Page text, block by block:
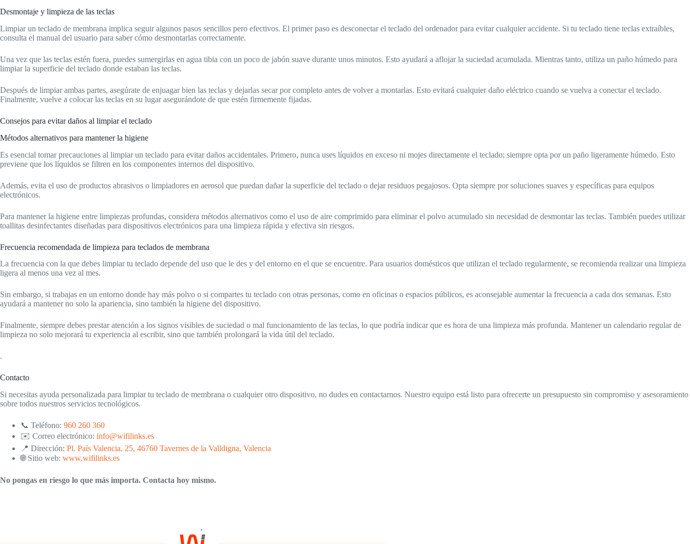
Desmontaje y limpieza de las teclas
Limpiar un teclado de membrana implica seguir algunos pasos sencillos pero efectivos. El primer paso es desconectar el teclado del ordenador para evitar cualquier accidente. Si tu teclado tiene teclas extraíbles,
consulta el manual del usuario para saber cómo desmontarlas correctamente.
Una vez que las teclas estén fuera, puedes sumergirlas en agua tibia con un poco de jabón suave durante unos minutos. Esto ayudará a aflojar la suciedad acumulada. Mientras tanto, utiliza un paño húmedo para
limpiar la superficie del teclado donde estaban las teclas.
Después de limpiar ambas partes, asegúrate de enjuagar bien las teclas y dejarlas secar por completo antes de volver a montarlas. Esto evitará cualquier daño eléctrico cuando se vuelva a conectar el teclado.
Finalmente, vuelve a colocar las teclas en su lugar asegurándote de que estén firmemente fijadas.
Consejos para evitar daños al limpiar el teclado
Métodos alternativos para mantener la higiene
Es esencial tomar precauciones al limpiar un teclado para evitar daños accidentales. Primero, nunca uses líquidos en exceso ni mojes directamente el teclado; siempre opta por un paño ligeramente húmedo. Esto
previene que los líquidos se filtren en los componentes internos del dispositivo.
Además, evita el uso de productos abrasivos o limpiadores en aerosol que puedan dañar la superficie del teclado o dejar residuos pegajosos. Opta siempre por soluciones suaves y específicas para equipos
electrónicos.
Para mantener la higiene entre limpiezas profundas, considera métodos alternativos como el uso de aire comprimido para eliminar el polvo acumulado sin necesidad de desmontar las teclas. También puedes utilizar
toallitas desinfectantes diseñadas para dispositivos electrónicos para una limpieza rápida y efectiva sin riesgos.
Frecuencia recomendada de limpieza para teclados de membrana
La frecuencia con la que debes limpiar tu teclado depende del uso que le des y del entorno en el que se encuentre. Para usuarios domésticos que utilizan el teclado regularmente, se recomienda realizar una limpieza
ligera al menos una vez al mes.
Sin embargo, si trabajas en un entorno donde hay más polvo o si compartes tu teclado con otras personas, como en oficinas o espacios públicos, es aconsejable aumentar la frecuencia a cada dos semanas. Esto
ayudará a mantener no solo la apariencia, sino también la higiene del dispositivo.
Finalmente, siempre debes prestar atención a los signos visibles de suciedad o mal funcionamiento de las teclas, lo que podría indicar que es hora de una limpieza más profunda. Mantener un calendario regular de
limpieza no solo mejorará tu experiencia al escribir, sino que también prolongará la vida útil del teclado.
.
Contacto
Si necesitas ayuda personalizada para limpiar tu teclado de membrana o cualquier otro dispositivo, no dudes en contactarnos. Nuestro equipo está listo para ofrecerte un presupuesto sin compromiso y asesoramiento
sobre todos nuestros servicios tecnológicos.
📞 Teléfono: 960 260 360
✉️ Correo electrónico: info@wifilinks.es
📍 Dirección: Pl. País Valencia, 25, 46760 Tavernes de la Valldigna, Valencia
🌐 Sitio web: www.wifilinks.es
No pongas en riesgo lo que más importa. Contacta hoy mismo.